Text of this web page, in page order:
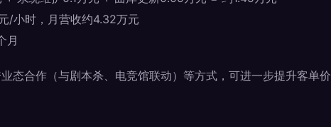
/小时，月营收约4.32万元
月
态合作（与剧本杀、电竞馆联动）等方式，可进一步提升客单价